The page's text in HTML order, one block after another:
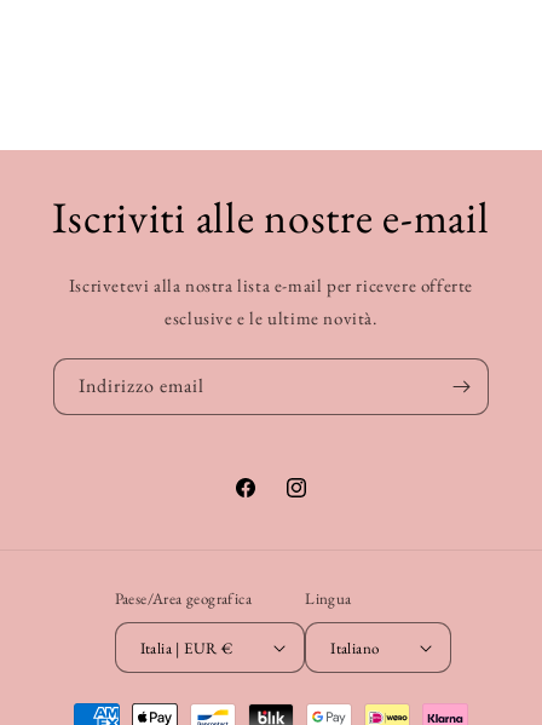
Iscriviti alle nostre e-mail
Iscrivetevi alla nostra lista e-mail per ricevere offerte
esclusive e le ultime novità.
Indirizzo email
FacebookInstagram
Paese/Area geografica
Italia | EUR €
Lingua
Italiano
Metodi